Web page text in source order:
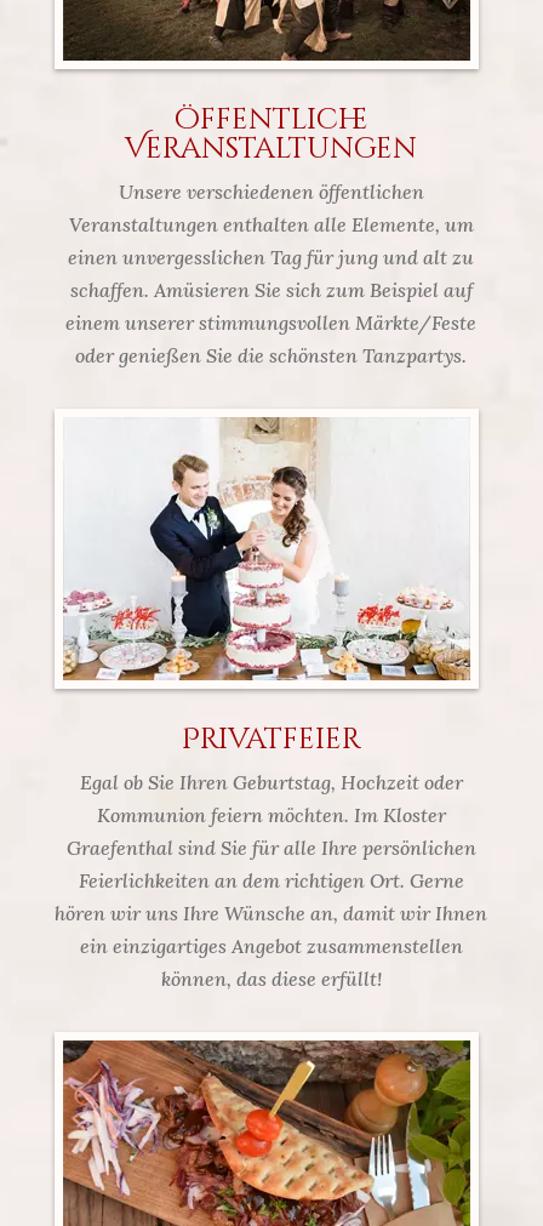
öffentliche
Veranstaltungen
Unsere verschiedenen öffentlichen
Veranstaltungen enthalten alle Elemente, um
einen unvergesslichen Tag für jung und alt zu
schaffen. Amüsieren Sie sich zum Beispiel auf
einem unserer stimmungsvollen Märkte/Feste
oder genießen Sie die schönsten Tanzpartys.
Privatfeier
Egal ob Sie Ihren Geburtstag, Hochzeit oder
Kommunion feiern möchten. Im Kloster
Graefenthal sind Sie für alle Ihre persönlichen
Feierlichkeiten an dem richtigen Ort. Gerne
hören wir uns Ihre Wünsche an, damit wir Ihnen
ein einzigartiges Angebot zusammenstellen
können, das diese erfüllt!